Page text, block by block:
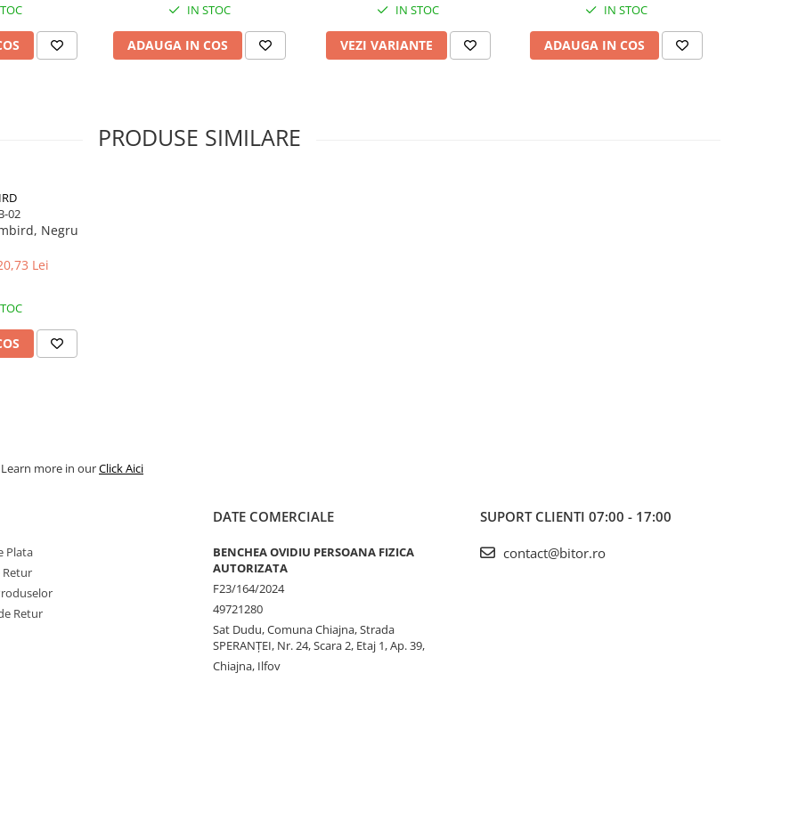
IN STOC
ADAUGA IN COS
IN STOC
VEZI VARIANTE
IN STOC
ADAUGA IN COS
PRODUSE SIMILARE
02
Negru
Lei
more in ourClick Aici
Plata
Retur
Retur
DATE COMERCIALE
BENCHEA OVIDIU PERSOANA FIZICA
AUTORIZATA
F23/164/2024
49721280
Sat Dudu, Comuna Chiajna, Strada
SPERANŢEI, Nr. 24, Scara 2, Etaj 1, Ap. 39,
Chiajna, Ilfov
SUPORT CLIENTI 07:00 - 17:00
contact@bitor.ro